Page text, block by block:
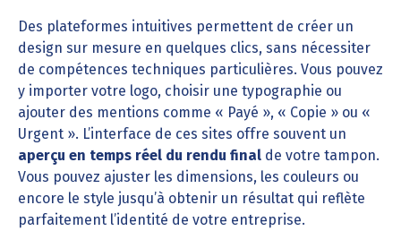
Des plateformes intuitives permettent de créer un
design sur mesure en quelques clics, sans nécessiter
de compétences techniques particulières. Vous pouvez
y importer votre logo, choisir une typographie ou
ajouter des mentions comme « Payé », « Copie » ou «
Urgent ». L’interface de ces sites offre souvent un
aperçu en temps réel du rendu final de votre tampon.
Vous pouvez ajuster les dimensions, les couleurs ou
encore le style jusqu’à obtenir un résultat qui reflète
parfaitement l’identité de votre entreprise.